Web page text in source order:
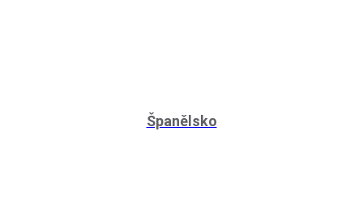
Španělsko